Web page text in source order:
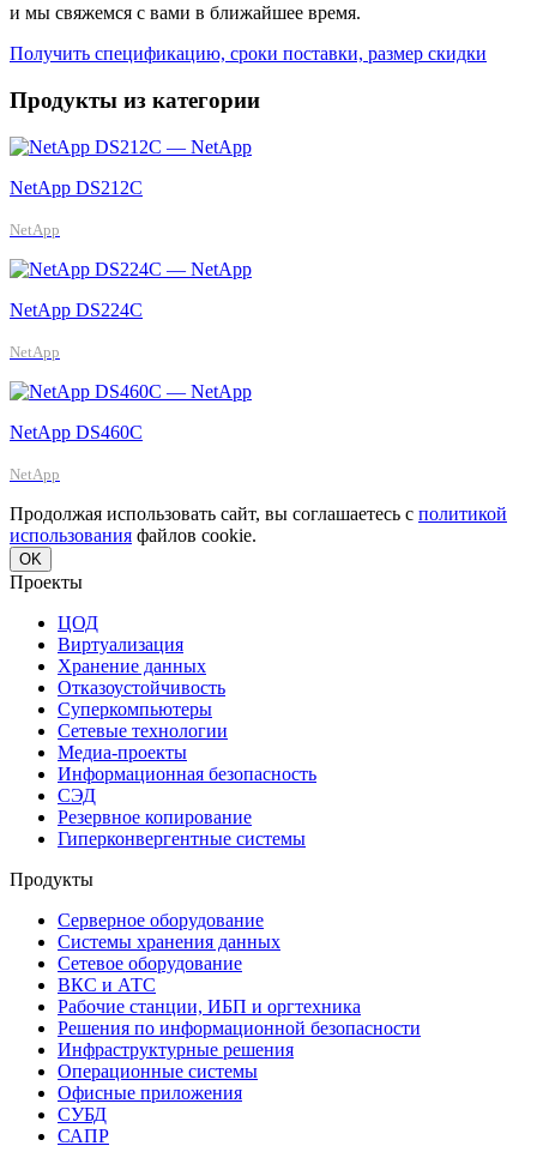
и мы свяжемся с вами в ближайшее время.
Получить спецификацию, сроки поставки, размер скидки
Продукты из категории
NetApp DS212C
NetApp
NetApp DS224C
NetApp
NetApp DS460C
NetApp
Продолжая использовать сайт, вы соглашаетесь с политикой
использования файлов cookie.
OK
Проекты
ЦОД
Виртуализация
Хранение данных
Отказоустойчивость
Суперкомпьютеры
Сетевые технологии
Медиа-проекты
Информационная безопасность
СЭД
Резервное копирование
Гиперконвергентные системы
Продукты
Серверное оборудование
Системы хранения данных
Сетевое оборудование
ВКС и АТС
Рабочие станции, ИБП и оргтехника
Решения по информационной безопасности
Инфраструктурные решения
Операционные системы
Офисные приложения
СУБД
САПР